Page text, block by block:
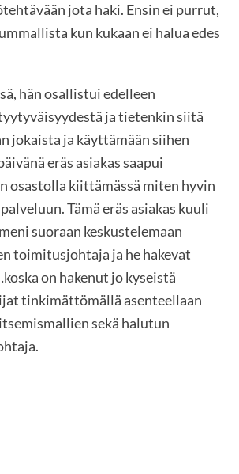
jota haki. Ensin ei purrut,
kun kukaan ei halua edes
hän osallistui edelleen
ja tietenkin siitä
jokaista ja käyttämään siihen
eräs asiakas saapui
osastolla kiittämässä miten hyvin
Tämä eräs asiakas kuuli
suoraan keskustelemaan
toimitusjohtaja ja he hakevat
on hakenut jo kyseistä
tinkimättömällä asenteellaan
sekä halutun